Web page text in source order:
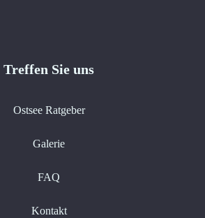
Treffen Sie uns
Ostsee Ratgeber
Galerie
FAQ
Kontakt